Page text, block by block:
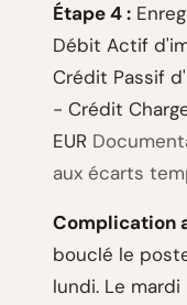
Étape 4 :
Débit Actif
Crédit Passif
- Crédit
EUR
aux écarts
Complication
bouclé le
lundi. Le